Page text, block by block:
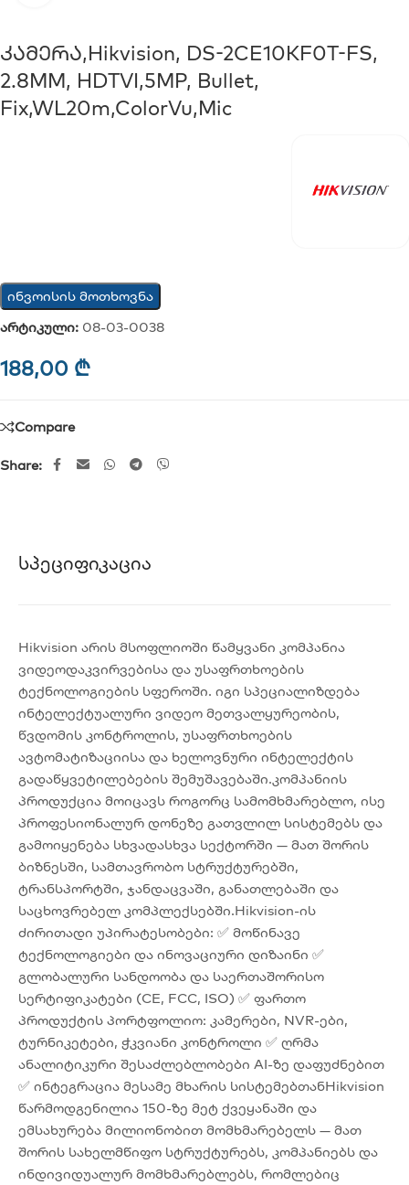
Კამერა,Hikvision, DS-2CE10KF0T-FS,
2.8MM, HDTVI,5MP, Bullet,
Fix,WL20m,ColorVu,Mic
ინვოისის მოთხოვნა
არტიკული: 08-03-0038
188,00 ₾
Compare
Share:
Სპეციფიკაცია
Hikvision არის მსოფლიოში წამყვანი კომპანია
ვიდეოდაკვირვებისა და უსაფრთხოების
ტექნოლოგიების სფეროში. იგი სპეციალიზდება
ინტელექტუალური ვიდეო მეთვალყურეობის,
წვდომის კონტროლის, უსაფრთხოების
ავტომატიზაციისა და ხელოვნური ინტელექტის
გადაწყვეტილებების შემუშავებაში.კომპანიის
პროდუქცია მოიცავს როგორც სამომხმარებლო, ისე
პროფესიონალურ დონეზე გათვლილ სისტემებს და
გამოიყენება სხვადასხვა სექტორში — მათ შორის
ბიზნესში, სამთავრობო სტრუქტურებში,
ტრანსპორტში, ჯანდაცვაში, განათლებაში და
საცხოვრებელ კომპლექსებში.Hikvision-ის
ძირითადი უპირატესობები: ✅ მოწინავე
ტექნოლოგიები და ინოვაციური დიზაინი ✅
გლობალური სანდოობა და საერთაშორისო
სერტიფიკატები (CE, FCC, ISO) ✅ ფართო
პროდუქტის პორტფოლიო: კამერები, NVR-ები,
ტურნიკეტები, ჭკვიანი კონტროლი ✅ ღრმა
ანალიტიკური შესაძლებლობები AI-ზე დაფუძნებით
✅ ინტეგრაცია მესამე მხარის სისტემებთანHikvision
წარმოდგენილია 150-ზე მეტ ქვეყანაში და
ემსახურება მილიონობით მომხმარებელს — მათ
შორის სახელმწიფო სტრუქტურებს, კომპანიებს და
ინდივიდუალურ მომხმარებლებს, რომლებიც